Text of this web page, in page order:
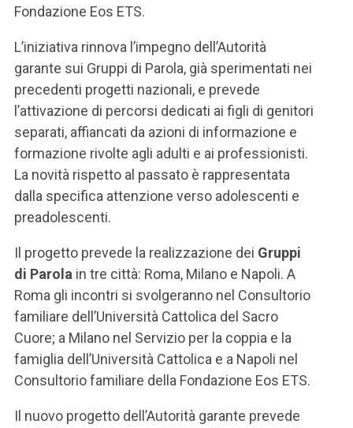
Fondazione Eos ETS.
L’iniziativa rinnova l’impegno dell’Autorità
garante sui Gruppi di Parola, già sperimentati nei
precedenti progetti nazionali, e prevede
l’attivazione di percorsi dedicati ai figli di genitori
separati, affiancati da azioni di informazione e
formazione rivolte agli adulti e ai professionisti.
La novità rispetto al passato è rappresentata
dalla specifica attenzione verso adolescenti e
preadolescenti.
Il progetto prevede la realizzazione dei Gruppi
di Parola in tre città: Roma, Milano e Napoli. A
Roma gli incontri si svolgeranno nel Consultorio
familiare dell’Università Cattolica del Sacro
Cuore; a Milano nel Servizio per la coppia e la
famiglia dell’Università Cattolica e a Napoli nel
Consultorio familiare della Fondazione Eos ETS.
Il nuovo progetto dell’Autorità garante prevede